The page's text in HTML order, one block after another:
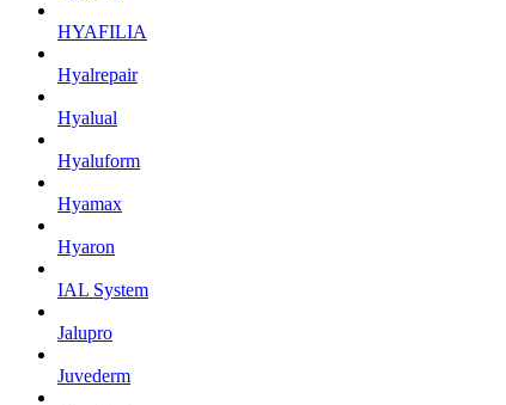
HYAFILIA
Hyalrepair
Hyalual
Hyaluform
Hyamax
Hyaron
IAL System
Jalupro
Juvederm